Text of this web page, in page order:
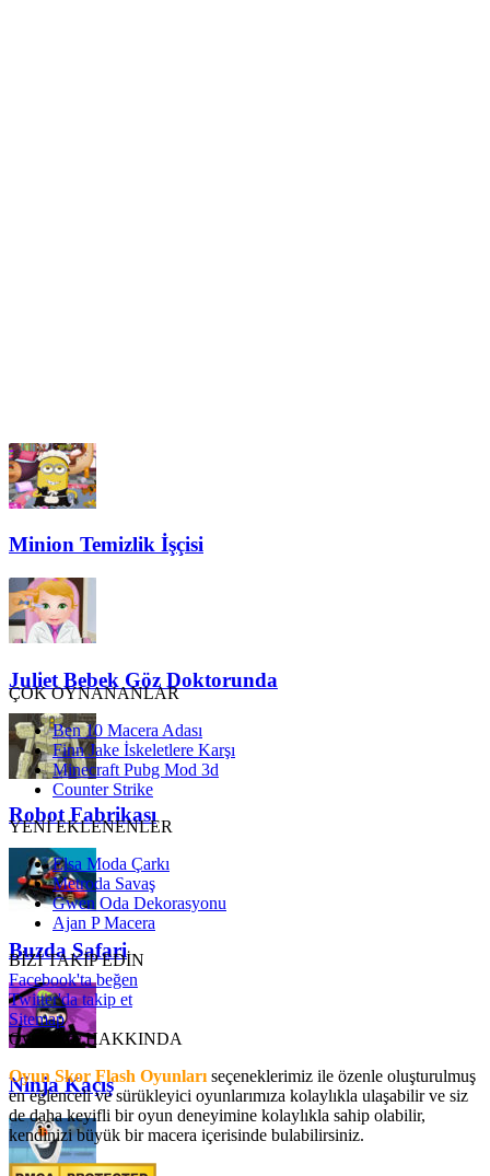
Minion Temizlik İşçisi
Juliet Bebek Göz Doktorunda
Robot Fabrikası
Buzda Safari
Ninja Kaçış
ÇOK OYNANANLAR
Ben 10 Macera Adası
Finn Jake İskeletlere Karşı
Minecraft Pubg Mod 3d
Counter Strike
YENİ EKLENENLER
Elsa Moda Çarkı
Metroda Savaş
Gwen Oda Dekorasyonu
Ajan P Macera
BİZİ TAKİP EDİN
Facebook'ta beğen
Twitter'da takip et
Sitemap
OyunSkor HAKKINDA
Oyun Skor Flash Oyunları seçeneklerimiz ile özenle oluşturulmuş
en eğlenceli ve sürükleyici oyunlarımıza kolaylıkla ulaşabilir ve siz
de daha keyifli bir oyun deneyimine kolaylıkla sahip olabilir,
kendinizi büyük bir macera içerisinde bulabilirsiniz.